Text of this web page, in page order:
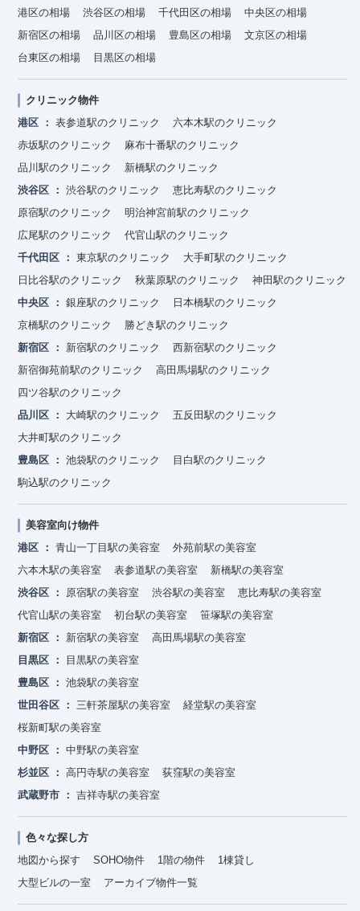
港区の相場
渋谷区の相場 千代田区の相場
中央区の相場
新宿区の相場
品川区の相場 豊島区の相場
文京区の相場
台東区の相場
目黒区の相場
クリニック物件
港区
表参道駅のクリニック
六本木駅のクリニック
赤坂駅のクリニック
麻布十番駅のクリニック
品川駅のクリニック
新橋駅のクリニック
渋谷区
渋谷駅のクリニック
恵比寿駅のクリニック
原宿駅のクリニック
明治神宮前駅のクリニック
広尾駅のクリニック
代官山駅のクリニック
千代田区
東京駅のクリニック
大手町駅のクリニック
日比谷駅のクリニック
秋葉原駅のクリニック
神田駅のクリニック
中央区
銀座駅のクリニック
日本橋駅のクリニック
京橋駅のクリニック
勝どき駅のクリニック
新宿区
新宿駅のクリニック
西新宿駅のクリニック
新宿御苑前駅のクリニック
高田馬場駅のクリニック
四ツ谷駅のクリニック
品川区
大崎駅のクリニック
五反田駅のクリニック
大井町駅のクリニック
豊島区
池袋駅のクリニック
目白駅のクリニック
駒込駅のクリニック
美容室向け物件
港区
青山一丁目駅の美容室
外苑前駅の美容室
六本木駅の美容室
表参道駅の美容室
新橋駅の美容室
渋谷区
原宿駅の美容室 渋谷駅の美容室
恵比寿駅の美容室
代官山駅の美容室
初台駅の美容室
笹塚駅の美容室
新宿区
新宿駅の美容室
高田馬場駅の美容室
目黒区
目黒駅の美容室
豊島区
池袋駅の美容室
世田谷区
三軒茶屋駅の美容室
経堂駅の美容室
桜新町駅の美容室
中野区
中野駅の美容室
杉並区
高円寺駅の美容室
荻窪駅の美容室
武蔵野市
吉祥寺駅の美容室
色々な探し方
地図から探す
SOHO物件 1階の物件
1棟貸し
大型ビルの一室
アーカイブ物件一覧